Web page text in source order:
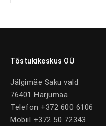
Tõstukikeskus OÜ
Jälgimäe Saku vald
76401 Harjumaa
Telefon +372 600 6106
Mobiil +372 50 72343